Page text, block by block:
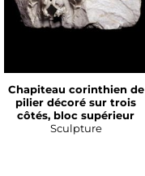
Chapiteau corinthien de
pilier décoré sur trois
côtés, bloc supérieur
Sculpture